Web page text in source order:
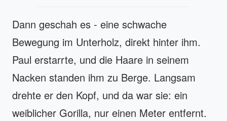
Dann geschah es - eine schwache
Bewegung im Unterholz, direkt hinter ihm.
Paul erstarrte, und die Haare in seinem
Nacken standen ihm zu Berge. Langsam
drehte er den Kopf, und da war sie: ein
weiblicher Gorilla, nur einen Meter entfernt.